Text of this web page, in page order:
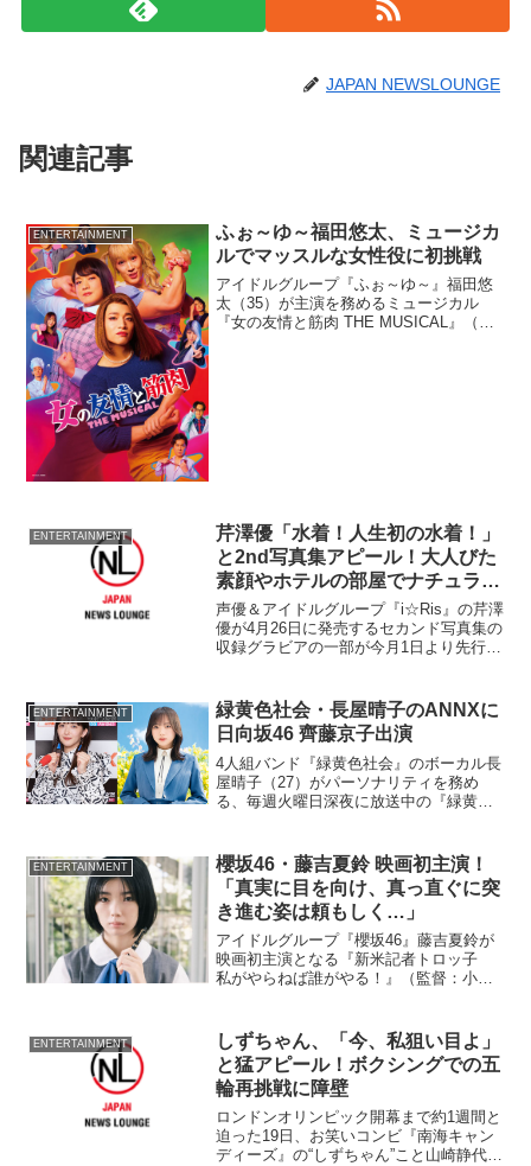
JAPAN NEWSLOUNGE
関連記事
ENTERTAINMENT
ふぉ～ゆ～福田悠太、ミュージカ
ルでマッスルな女性役に初挑戦
アイドルグループ『ふぉ～ゆ～』福田悠
太（35）が主演を務めるミュージカル
『女の友情と筋肉 THE MUSICAL』（脚
ENTERTAINMENT
芹澤優「水着！人生初の水着！」
と2nd写真集アピール！大人びた
素顔やホテルの部屋でナチュラル
な素顔も
声優＆アイドルグループ『i☆Ris』の芹澤
優が4月26日に発売するセカンド写真集の
収録グラビアの一部が今月1日より先行公
17年4月からはグループ活動と
ENTERTAINMENT
緑黄色社会・長屋晴子のANNXに
日向坂46 齊藤京子出演
4人組バンド『緑黄色社会』のボーカル長
屋晴子（27）がパーソナリティを務め
る、毎週火曜日深夜に放送中の『緑黄色
月18日（火）は、日向坂46の齊藤京子
（25）がゲスト出...
ENTERTAINMENT
櫻坂46・藤吉夏鈴 映画初主演！
「真実に目を向け、真っ直ぐに突
き進む姿は頼もしく…」
アイドルグループ『櫻坂46』藤吉夏鈴が
映画初主演となる『新米記者トロッ子
私がやらねば誰がやる！』（監督：小林
た。キャスト・監督からコメントとキャ
ラクター...
ENTERTAINMENT
しずちゃん、「今、私狙い目よ」
と猛アピール！ボクシングでの五
輪再挑戦に障壁
ロンドンオリンピック開幕まで約1週間と
迫った19日、お笑いコンビ『南海キャン
ディーズ』の“しずちゃん”こと山崎静代